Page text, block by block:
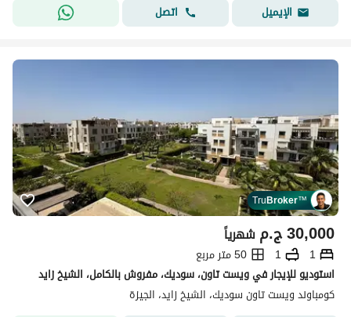
الإيميل
اتصل
TruBroker™
ج.م30,000 شهرياً
1
1
50 متر مربع
استوديو للإيجار في ويست تاون، سوديك، مفروش بالكامل، الشيخ زايد
كومباوند ويست تاون سوديك، الشيخ زايد، الجيزة